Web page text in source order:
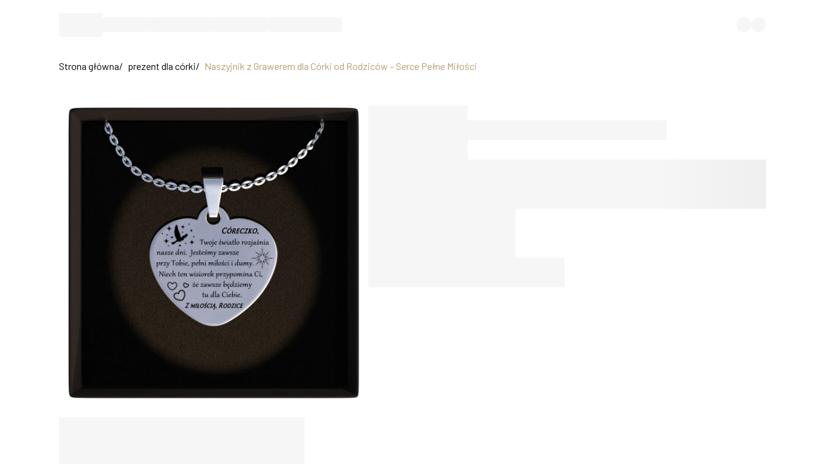
Strona główna/ prezent dla córki/ Naszyjnik z Grawerem dla Córki od Rodziców – Serce Pełne Miłości